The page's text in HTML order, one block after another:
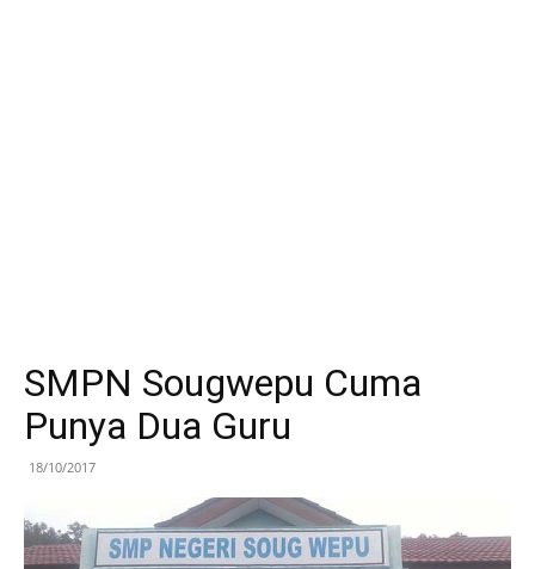
SMPN Sougwepu Cuma
Punya Dua Guru
18/10/2017